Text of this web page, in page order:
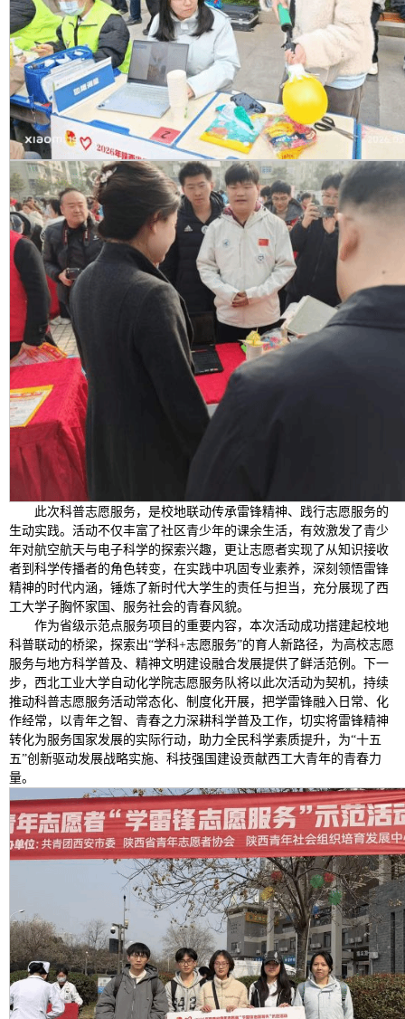
此次科普志愿服务，是校地联动传承雷锋精神、践行志愿服务的
生动实践。活动不仅丰富了社区青少年的课余生活，有效激发了青少
年对航空航天与电子科学的探索兴趣，更让志愿者实现了从知识接收
者到科学传播者的角色转变，在实践中巩固专业素养，深刻领悟雷锋
精神的时代内涵，锤炼了新时代大学生的责任与担当，充分展现了西
工大学子胸怀家国、服务社会的青春风貌。
作为省级示范点服务项目的重要内容，本次活动成功搭建起校地
科普联动的桥梁，探索出“学科+志愿服务”的育人新路径，为高校志愿
服务与地方科学普及、精神文明建设融合发展提供了鲜活范例。下一
步，西北工业大学自动化学院志愿服务队将以此次活动为契机，持续
推动科普志愿服务活动常态化、制度化开展，把学雷锋融入日常、化
作经常，以青年之智、青春之力深耕科学普及工作，切实将雷锋精神
转化为服务国家发展的实际行动，助力全民科学素质提升，为“十五
五”创新驱动发展战略实施、科技强国建设贡献西工大青年的青春力
量。